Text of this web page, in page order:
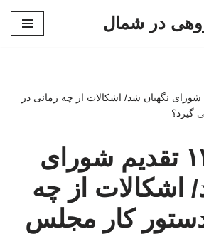
در شمال
تقدیم شورای نگهبان شد/ اشکالات از چه زمانی در
گیرد؟
بودجه ۱۴۰۵ تقدیم شورای
اشکالات از چه
کار مجلس